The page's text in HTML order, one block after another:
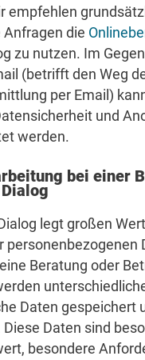
empfehlen
die
zu nutzen. Im
(betrifft den Weg
per Email)
und
werden.
bei einer
legt großen
personenbezogenen
Beratung oder
Daten gespeichert
Daten sind
besondere